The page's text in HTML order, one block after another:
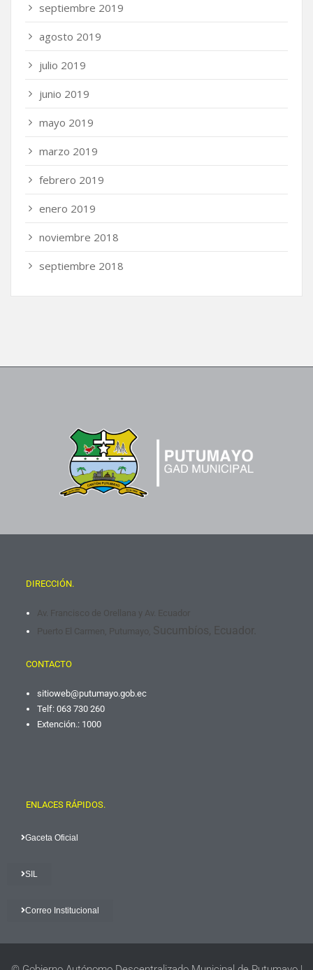
septiembre 2019
agosto 2019
julio 2019
junio 2019
mayo 2019
marzo 2019
febrero 2019
enero 2019
noviembre 2018
septiembre 2018
DIRECCIÓN.
Av. Francisco de Orellana y Av. Ecuador
Puerto El Carmen, Putumayo, Sucumbíos, Ecuador.
CONTACTO
sitioweb@putumayo.gob.ec
Telf: 063 730 260
Extención.: 1000
ENLACES RÁPIDOS.
Gaceta Oficial
SIL
Correo Institucional